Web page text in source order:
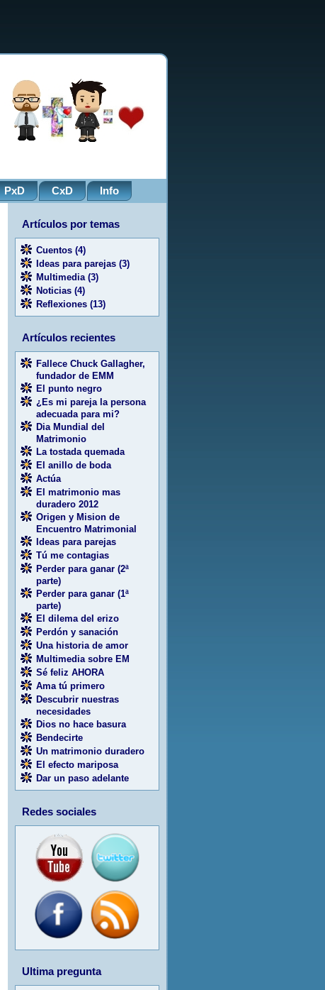
PxD CxD Info
Artículos por temas
Cuentos (4)
Ideas para parejas (3)
Multimedia(3)
Noticias (4)
Reflexiones (13)
Artículos recientes
Fallece Chuck Gallagher,
fundador de EMM
El punto negro
¿Es mi pareja la persona
adecuada para mi?
Dia Mundial del
Matrimonio
La tostada quemada
El anillo de boda
Actúa
El matrimonio mas
duradero 2012
Origen y Mision de
Encuentro Matrimonial
Ideas para parejas
Tú me contagias
Perder para ganar (2ª
parte)
Perder para ganar (1ª
parte)
El dilema del erizo
Perdón y sanación
Una historia de amor
Multimedia sobre EM
Sé feliz AHORA
Ama tú primero
Descubrir nuestras
necesidades
Dios no hace basura
Bendecirte
Un matrimonio duradero
El efecto mariposa
Dar un paso adelante
Redes sociales
Ultima pregunta